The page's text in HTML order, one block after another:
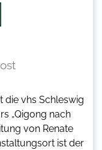
die vhs Schleswig
„Qigong nach
von Renate
ist der